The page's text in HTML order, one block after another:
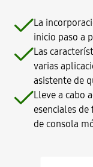
La
inicio paso a
Las
varias
asistente de
Lleve a cabo
esenciales
de consola